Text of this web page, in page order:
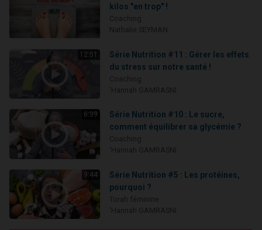
kilos "en trop" !
12:51
Série Nutrition #11 : Gérer les effets
du stress sur notre santé !
6:39
Série Nutrition #10 : Le sucre,
comment équilibrer sa glycémie ?
9:44
Série Nutrition #5 : Les protéines,
pourquoi ?